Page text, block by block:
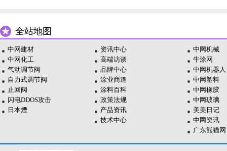
全站地图
中网建材
中网化工
气动调节阀
自力式调节阀
止回阀
闪电DDOS攻击
日本煙
资讯中心
高端访谈
品牌中心
涂业商道
涂料百科
政策法规
产品资讯
技术中心
中网机械
牛涂网
中网机器人
中网塑料
中网橡胶
中网玻璃
美美日记
中网资讯
广东熊猫网